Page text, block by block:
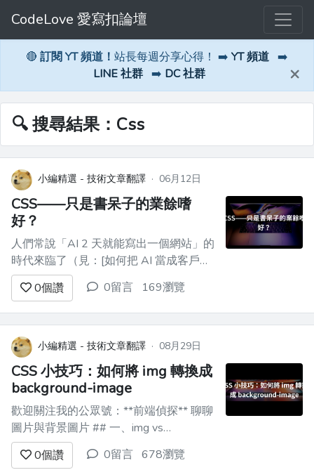
CodeLove 愛寫扣論壇
🔴 訂閱 YT 頻道！ 站長每週分享心得！ ➡️ YT 頻道 ➡️
LINE 社群 ➡️ DC 社群 ×
🔍 搜尋結果：Css
小編精選 - 技術文章翻譯 · 06月12日
CSS——只是書呆子的業餘嗜
好？
人們常說「AI 2 天就能寫出一個網站」的
時代來臨了（見：[如何把 AI 當成客戶來
運用]
(https://dev.to/ingosteinke/leverage-ai-
as-a-customer-2pp)），那麼「寫程式」
究竟是什麼？而且，為什麼這個問題很重
要？ ## 什麼是寫程式？ ![在充...
0個讚 0留言 169瀏覽
小編精選 - 技術文章翻譯 · 08月29日
CSS 小技巧：如何將 img 轉換成
background-image
歡迎關注我的公眾號：**前端偵探** 聊聊
圖片與背景圖片 ## 一、img vs
background-image 大部分注重內容的圖
片（比如商品展示、文章配圖）都推薦直
0個讚 0留言 678瀏覽